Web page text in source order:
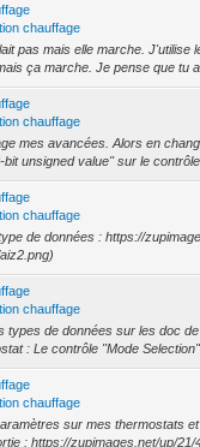
chauffage
pas mais elle marche. J'utilise
ça marche. Je pense que tu
chauffage
mes avancées. Alors en
unsigned value" sur le
chauffage
de données : https://
chauffage
types de données sur les doc
: Le contrôle "Mode
chauffage
sur mes thermostats
: https://zupimages.net/up/